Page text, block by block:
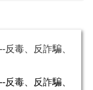
反毒、反詐騙、
反毒、反詐騙、